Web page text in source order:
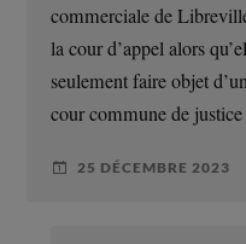
commerciale de
la cour d’appel alors
seulement faire objet
cour commune de
25 DÉCEMBRE 2023